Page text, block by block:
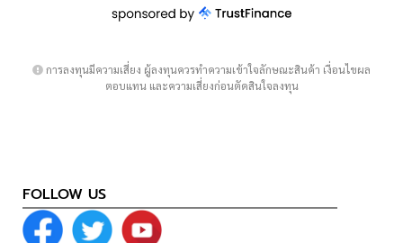
การลงทุนมีความเสี่ยง ผู้ลงทุนควรทำความเข้าใจลักษณะสินค้า เงื่อนไขผล
ตอบแทน และความเสี่ยงก่อนตัดสินใจลงทุน
FOLLOW US